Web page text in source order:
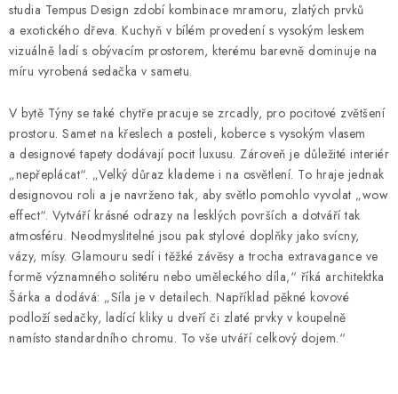
studia Tempus Design zdobí kombinace mramoru, zlatých prvků
a exotického dřeva. Kuchyň v bílém provedení s vysokým leskem
vizuálně ladí s obývacím prostorem, kterému barevně dominuje na
míru vyrobená sedačka v sametu.
V bytě Týny se také chytře pracuje se zrcadly, pro pocitové zvětšení
prostoru. Samet na křeslech a posteli, koberce s vysokým vlasem
a designové tapety dodávají pocit luxusu. Zároveň je důležité interiér
„nepřeplácat“. „Velký důraz klademe i na osvětlení. To hraje jednak
designovou roli a je navrženo tak, aby světlo pomohlo vyvolat „wow
effect“. Vytváří krásné odrazy na lesklých površích a dotváří tak
atmosféru. Neodmyslitelné jsou pak stylové doplňky jako svícny,
vázy, mísy. Glamouru sedí i těžké závěsy a trocha extravagance ve
formě významného solitéru nebo uměleckého díla,“ říká architektka
Šárka a dodává: „Síla je v detailech. Například pěkné kovové
podloží sedačky, ladící kliky u dveří či zlaté prvky v koupelně
namísto standardního chromu. To vše utváří celkový dojem.“